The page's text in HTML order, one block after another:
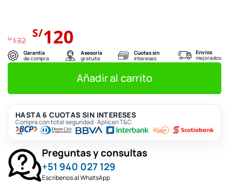
S/132 El
precio
original
era:
S/132.
S/120 precio
actual
es:
S/120.
Garantía
de compra
Asesoría
gratuita
Cuotas sin
intereses
Envíos
mejorados
Añadir al carrito
HASTA 6 CUOTAS SIN INTERESES
Compra con total seguridad · Aplican T&C
Preguntas y consultas
+51 940 027 129
Escríbenos al WhatsApp